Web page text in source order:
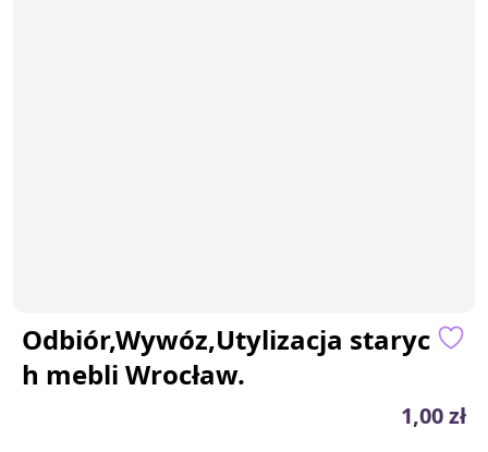
Odbiór,Wywóz,Utylizacja staryc
h mebli Wrocław.
1,00 zł